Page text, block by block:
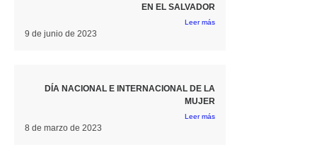
EN EL SALVADOR
Leer más
9 de junio de 2023
DÍA NACIONAL E INTERNACIONAL DE LA
MUJER
Leer más
8 de marzo de 2023